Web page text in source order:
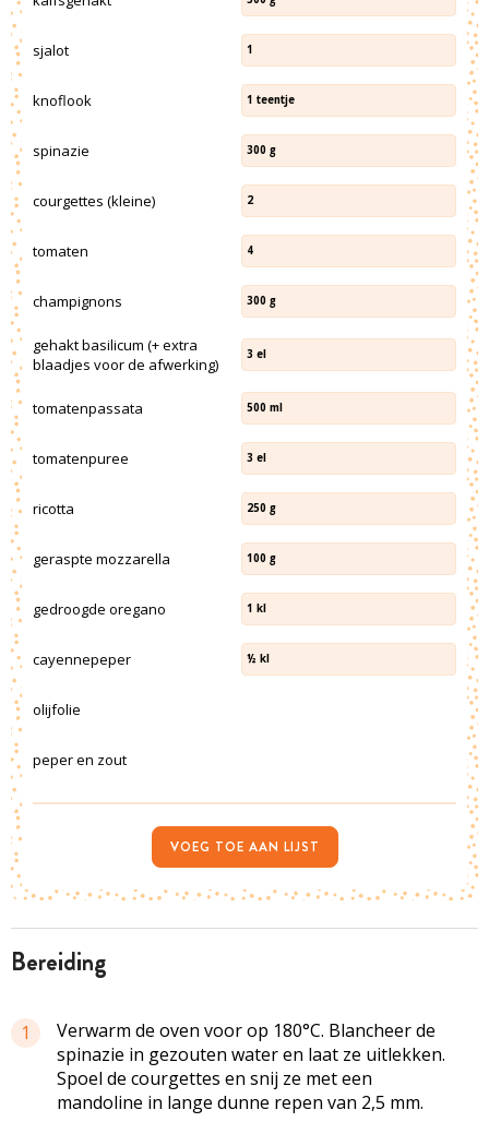
bereiding
1
Verwarm de oven voor op 180°C. Blancheer de
spinazie in gezouten water en laat ze uitlekken.
Spoel de courgettes en snij ze met een
mandoline in lange dunne repen van 2,5 mm.
sjalot 1
knoflook 1 teentje
spinazie 300 g
courgettes (kleine) 2
tomaten 4
champignons 300 g
gehakt basilicum (+ extra
blaadjes voor de afwerking)
3 el
tomatenpassata 500 ml
tomatenpuree 3 el
ricotta 250 g
geraspte mozzarella 100 g
gedroogde oregano 1 kl
cayennepeper ½ kl
olijfolie
peper en zout
VOEG TOE AAN LIJST